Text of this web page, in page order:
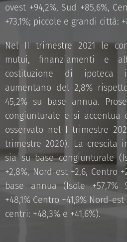
ovest +94,2%, Sud +85,6%,
+73,1%; piccole e grandi città:
Nel II trimestre 2021 le
mutui, finanziamenti e
costituzione di ipoteca
aumentano del 2,8%
45,2% su base annua.
congiunturale e si accentua
osservato nel I trimestre
trimestre 2020). La crescita
sia su base congiunturale
+2,8%, Nord-est +2,6, Centro
base annua (Isole +57,7%
+48,1% Centro +41,9% Nord-
centri: +48,3% e +41,6%).